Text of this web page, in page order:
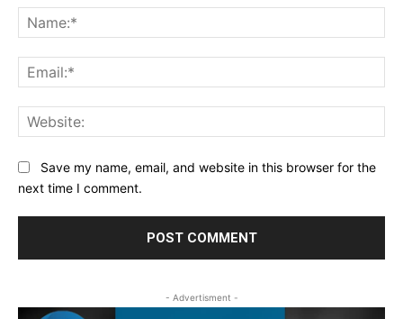
Save my name, email, and website in this browser for the
next time I comment.
- Advertisment -